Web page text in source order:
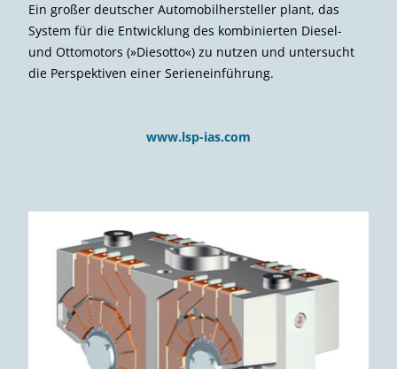
Ein großer deutscher Automobilhersteller plant, das
System für die Entwicklung des kombinierten Diesel-
und Ottomotors (»Diesotto«) zu nutzen und untersucht
die Perspektiven einer Serieneinführung.
www.lsp-ias.com